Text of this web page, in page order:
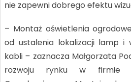
nie zapewni dobrego efektu
– Montaż oświetlenia
od ustalenia lokalizacji lamp i
kabli – zaznacza Małgorzata
rozwoju rynku w firmie